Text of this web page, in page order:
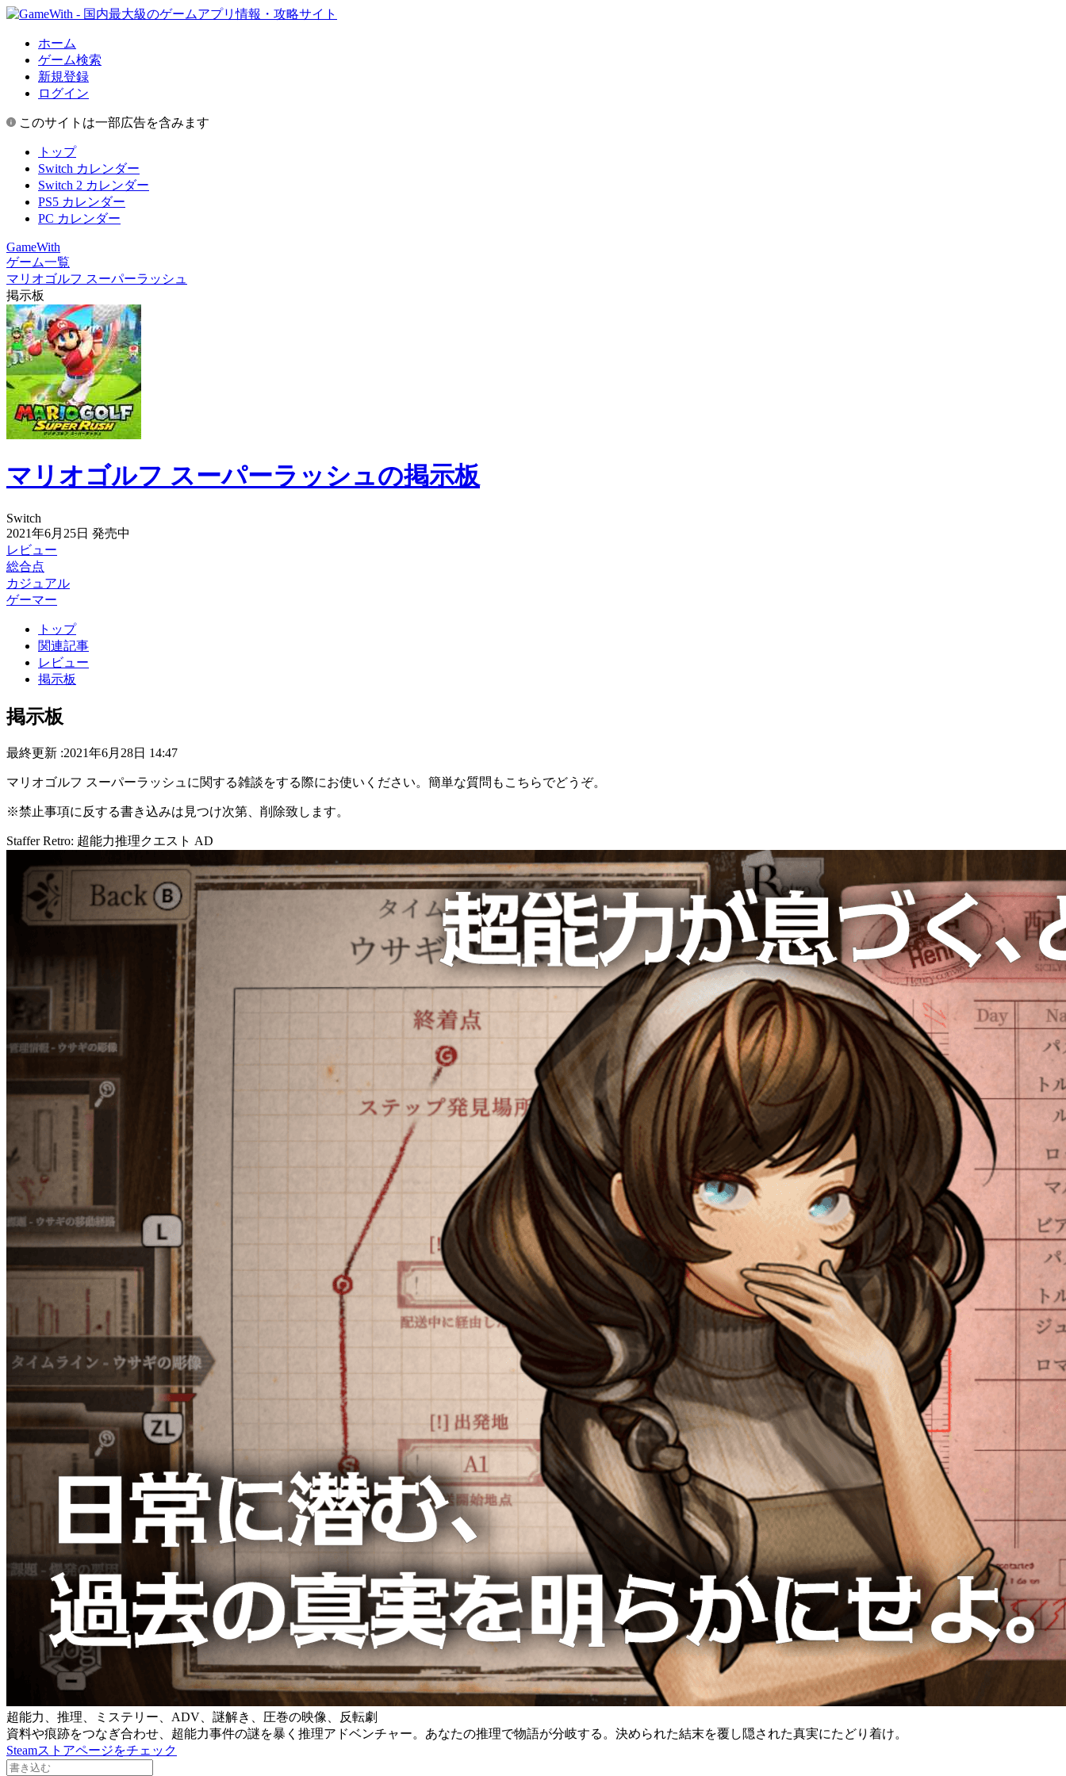
ホーム
ゲーム検索
新規登録
ログイン
このサイトは一部広告を含みます
トップ
Switch カレンダー
Switch 2 カレンダー
PS5 カレンダー
PC カレンダー
GameWith
ゲーム一覧
マリオゴルフ スーパーラッシュ
掲示板
マリオゴルフ スーパーラッシュの掲示板
Switch
2021年6月25日 発売中
レビュー
総合点
カジュアル
ゲーマー
トップ
関連記事
レビュー
掲示板
掲示板
最終更新 :2021年6月28日 14:47
マリオゴルフ スーパーラッシュに関する雑談をする際にお使いください。簡単な質問もこちらでどうぞ。
※禁止事項に反する書き込みは見つけ次第、削除致します。
Staffer Retro: 超能力推理クエスト AD
超能力、推理、ミステリー、ADV、謎解き、圧巻の映像、反転劇
資料や痕跡をつなぎ合わせ、超能力事件の謎を暴く推理アドベンチャー。あなたの推理で物語が分岐する。決められた結末を覆し隠された真実にたどり着け。
Steamストアページをチェック